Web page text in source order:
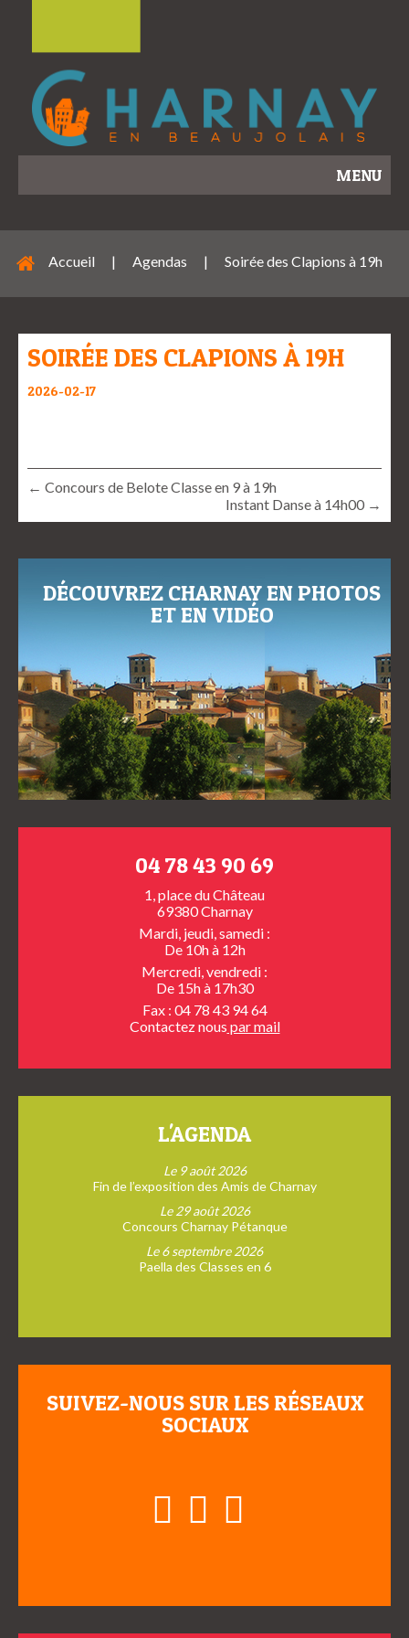
MENU
Accueil | Agendas | Soirée des Clapions à 19h
SOIRÉE DES CLAPIONS À 19H
2026-02-17
← Concours de Belote Classe en 9 à 19h
Instant Danse à 14h00 →
DÉCOUVREZ CHARNAY EN PHOTOS
ET EN VIDÉO
04 78 43 90 69
1, place du Château
69380 Charnay
Mardi, jeudi, samedi :
De 10h à 12h
Mercredi, vendredi :
De 15h à 17h30
Fax : 04 78 43 94 64
Contactez nous par mail
L'AGENDA
Le 9 août 2026
Fin de l’exposition des Amis de Charnay
Le 29 août 2026
Concours Charnay Pétanque
Le 6 septembre 2026
Paella des Classes en 6
SUIVEZ-NOUS SUR LES RÉSEAUX
SOCIAUX